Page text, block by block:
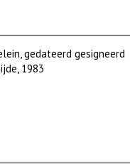
gedateerd gesigneerd
1983